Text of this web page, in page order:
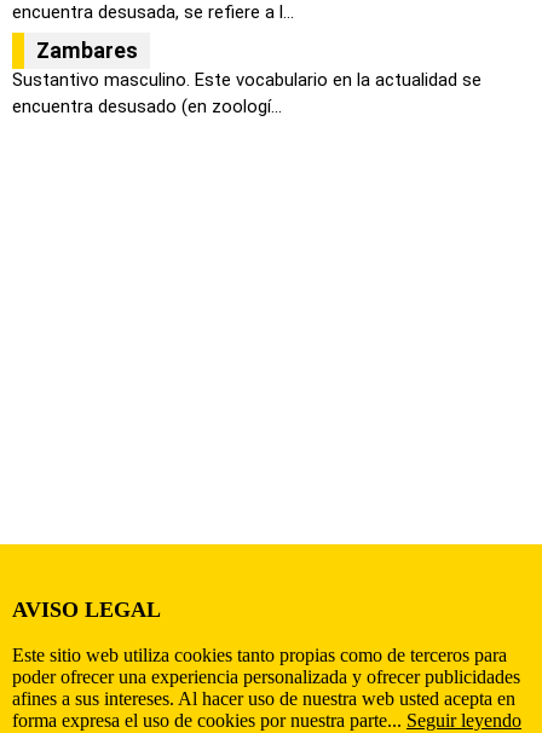
encuentra desusada, se refiere a l...
Zambares
Sustantivo masculino. Este vocabulario en la actualidad se
encuentra desusado (en zoologí...
AVISO LEGAL
Este sitio web utiliza cookies tanto propias como de terceros para
poder ofrecer una experiencia personalizada y ofrecer publicidades
afines a sus intereses. Al hacer uso de nuestra web usted acepta en
forma expresa el uso de cookies por nuestra parte... Seguir leyendo